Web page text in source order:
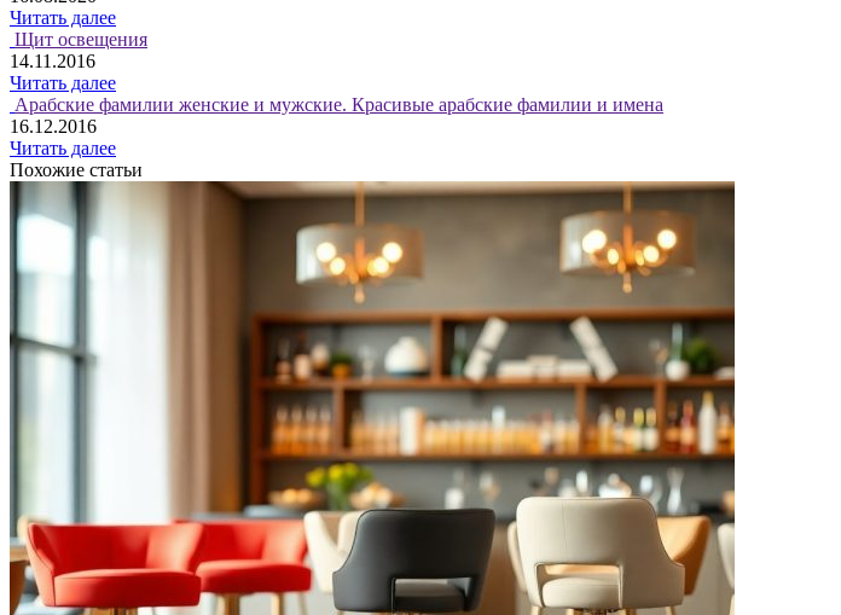
Читать далее
Щит освещения
14.11.2016
Читать далее
Арабские фамилии женские и мужские. Красивые арабские фамилии и имена
16.12.2016
Читать далее
Похожие статьи